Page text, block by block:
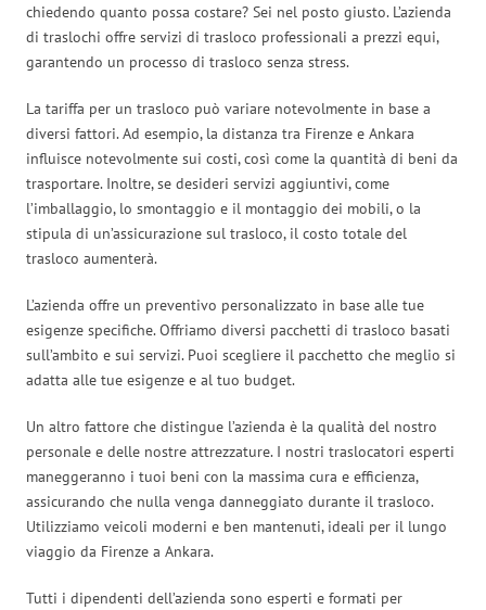
chiedendo quanto possa costare? Sei nel posto giusto. L’azienda
di traslochi offre servizi di trasloco professionali a prezzi equi,
garantendo un processo di trasloco senza stress.
La tariffa per un trasloco può variare notevolmente in base a
diversi fattori. Ad esempio, la distanza tra Firenze e Ankara
influisce notevolmente sui costi, così come la quantità di beni da
trasportare. Inoltre, se desideri servizi aggiuntivi, come
l’imballaggio, lo smontaggio e il montaggio dei mobili, o la
stipula di un’assicurazione sul trasloco, il costo totale del
trasloco aumenterà.
L’azienda offre un preventivo personalizzato in base alle tue
esigenze specifiche. Offriamo diversi pacchetti di trasloco basati
sull’ambito e sui servizi. Puoi scegliere il pacchetto che meglio si
adatta alle tue esigenze e al tuo budget.
Un altro fattore che distingue l’azienda è la qualità del nostro
personale e delle nostre attrezzature. I nostri traslocatori esperti
maneggeranno i tuoi beni con la massima cura e efficienza,
assicurando che nulla venga danneggiato durante il trasloco.
Utilizziamo veicoli moderni e ben mantenuti, ideali per il lungo
viaggio da Firenze a Ankara.
Tutti i dipendenti dell’azienda sono esperti e formati per